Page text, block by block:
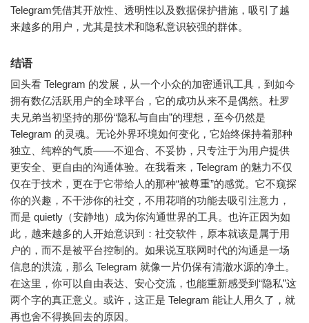
Telegram凭借其开放性、透明性以及数据保护措施，吸引了越
来越多的用户，尤其是技术和隐私意识较强的群体。
结语
回头看 Telegram 的发展，从一个小众的加密通讯工具，到如今
拥有数亿活跃用户的全球平台，它的成功从来不是偶然。杜罗
夫兄弟当初坚持的那份“隐私与自由”的理想，至今仍然是
Telegram 的灵魂。无论外界环境如何变化，它始终保持着那种
独立、纯粹的气质——不迎合、不妥协，只专注于为用户提供
更安全、更自由的沟通体验。在我看来，Telegram 的魅力不仅
仅在于技术，更在于它带给人的那种“被尊重”的感觉。它不窥探
你的兴趣，不干涉你的社交，不用花哨的功能去吸引注意力，
而是 quietly（安静地）成为你沟通世界的工具。也许正因为如
此，越来越多的人开始意识到：社交软件，原本就该是属于用
户的，而不是被平台控制的。如果说互联网时代的沟通是一场
信息的洪流，那么 Telegram 就像一片仍保有清澈水源的净土。
在这里，你可以自由表达、安心交流，也能重新感受到“隐私”这
两个字的真正意义。或许，这正是 Telegram 能让人用久了，就
再也舍不得换回去的原因。